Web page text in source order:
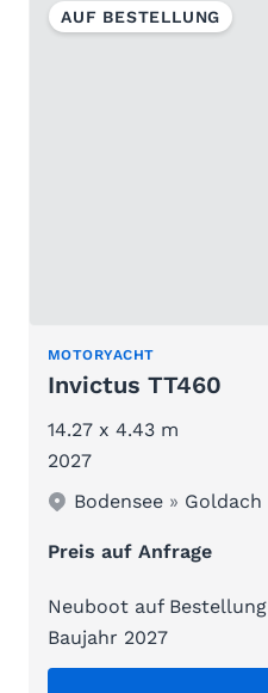
AUF BESTELLUNG
MOTORYACHT
Invictus TT460
14.27 x 4.43 m
2027
Bodensee » Goldach
Preis auf Anfrage
Neuboot auf Bestellung
Baujahr 2027